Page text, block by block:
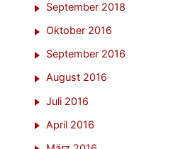
September 2018
Oktober 2016
September 2016
August 2016
Juli 2016
April 2016